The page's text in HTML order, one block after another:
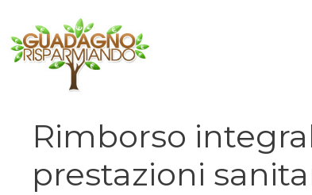
contenuto
Rimborso
prestazioni